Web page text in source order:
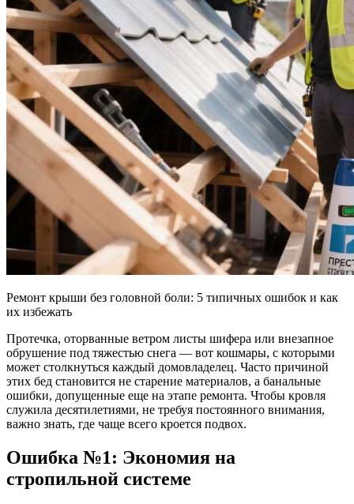
Ремонт крыши без головной боли: 5 типичных ошибок и как
их избежать
Протечка, оторванные ветром листы шифера или внезапное
обрушение под тяжестью снега — вот кошмары, с которыми
может столкнуться каждый домовладелец. Часто причиной
этих бед становится не старение материалов, а банальные
ошибки, допущенные еще на этапе ремонта. Чтобы кровля
служила десятилетиями, не требуя постоянного внимания,
важно знать, где чаще всего кроется подвох.
Ошибка №1: Экономия на
стропильной системе